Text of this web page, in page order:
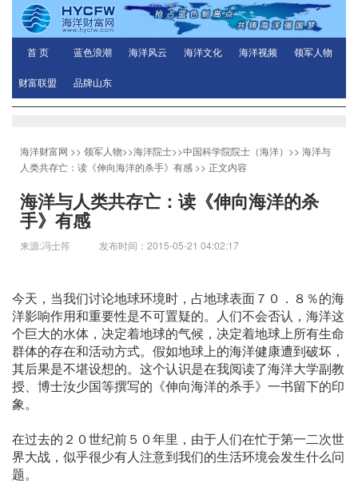
首 页 蓝色浪潮 海洋风云 海洋文化 海洋视频 领军人物
财富联盟 品牌山东
海洋财富网 >> 领军人物>>海洋院士>>中国科学院院士（海洋） >> 海洋与
人类共存亡：读《伸向海洋的杀手》有感 >> 正文内容
海洋与人类共存亡：读《伸向海洋的杀
手》有感
来源:冯士筰 发布时间：2015-05-21 04:02:17
今天，当我们讨论地球环境时，占地球表面７０．８％的海
洋影响作用和重要性是不可置疑的。人们不会否认，海洋这
个巨大的水体，决定着地球的气候，决定着地球上所有生命
群体的存在和活动方式。假如地球上的海洋健康遭到破坏，
其后果是不堪设想的。这个认识是在我阅读了海洋大学副教
授、博士汝少国等撰写的《伸向海洋的杀手》一书留下的印
象。
在过去的２０世纪前５０年里，由于人们在忙于第一二次世
界大战，似乎很少有人注意到我们的生活环境会发生什么问
题。